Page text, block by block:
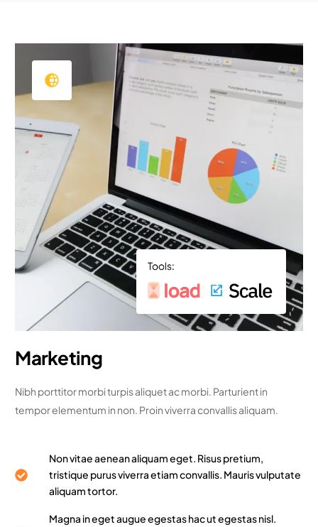
Marketing
Nibh porttitor morbi turpis aliquet ac morbi. Parturient in
tempor elementum in non. Proin viverra convallis aliquam.
Non vitae aenean aliquam eget. Risus pretium,
tristique purus viverra etiam convallis. Mauris vulputate
aliquam tortor.
Magna in eget augue egestas hac ut egestas nisl.